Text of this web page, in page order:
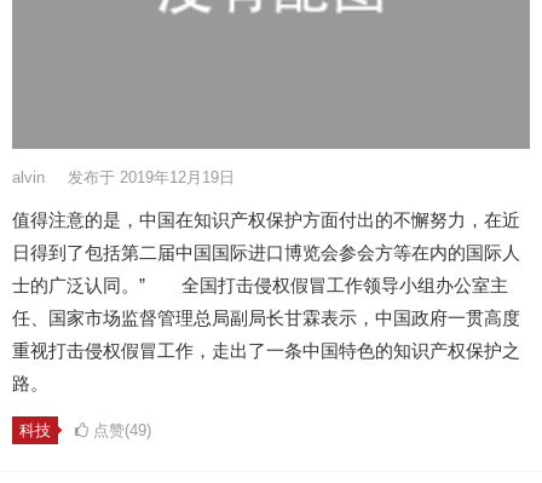
alvin 发布于 2019年12月19日
值得注意的是，中国在知识产权保护方面付出的不懈努力，在近
日得到了包括第二届中国国际进口博览会参会方等在内的国际人
士的广泛认同。” 全国打击侵权假冒工作领导小组办公室主
任、国家市场监督管理总局副局长甘霖表示，中国政府一贯高度
重视打击侵权假冒工作，走出了一条中国特色的知识产权保护之
路。
科技 点赞(49)